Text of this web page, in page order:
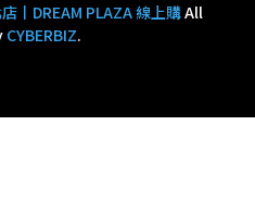
丨DREAM PLAZA 線上購All
CYBERBIZ.